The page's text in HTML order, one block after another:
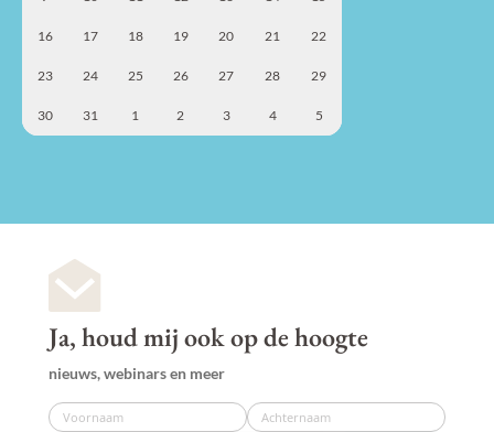
16 17 18 19 20 21 22
23 24 25 26 27 28 29
30 31 1 2 3 4 5
Ja, houd mij ook op de hoogte
nieuws, webinars en meer